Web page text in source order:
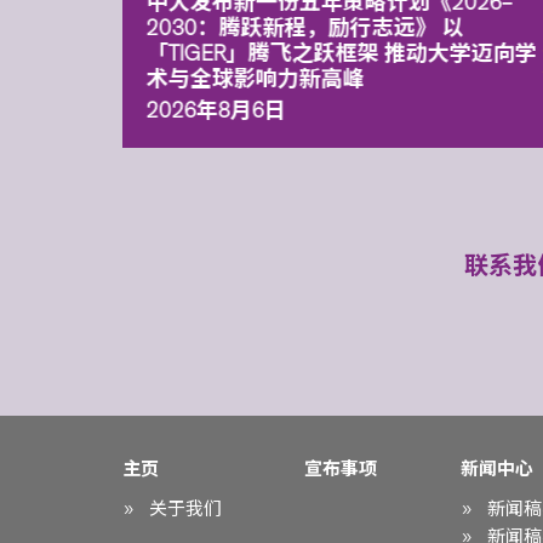
2030：腾跃新程，励行志远》 以
「TIGER」腾飞之跃框架 推动大学迈向学
术与全球影响力新高峰
2026年8月6日
联系我
主页
关于我们
宣布事项
新闻中心
新闻
新闻